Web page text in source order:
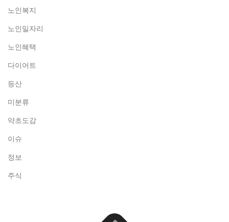
노인복지
노인일자리
노인혜택
다이어트
등산
미분류
약초도감
이슈
정보
주식